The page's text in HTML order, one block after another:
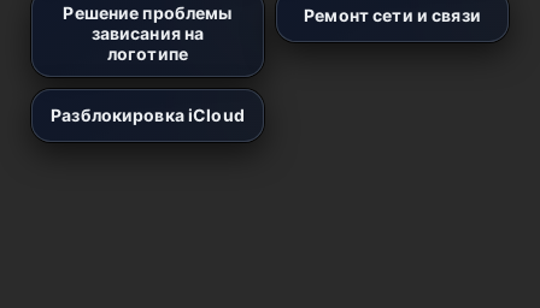
Решение проблемы
зависания на
логотипе
Ремонт сети и связи
Разблокировка iCloud